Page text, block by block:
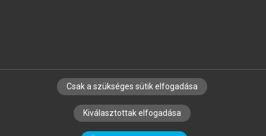
SZERZŐKNEK CÉGEKNEK KÖNYVTÁROSOKNAK
SZERKESZTÉSI ÉS LEKTORÁLÁSI ALAPELVEK
Csak a szükséges sütik elfogadása
Kiválasztottak elfogadása